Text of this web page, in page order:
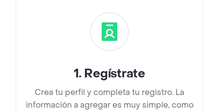
1. Regístrate
Crea tu perfil y completa tu registro. La
información a agregar es muy simple, como